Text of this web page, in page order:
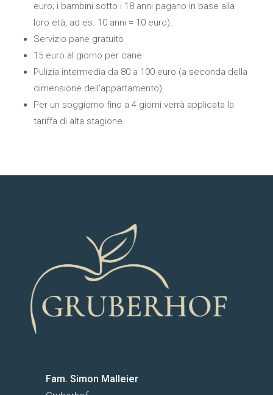
euro; i bambini sotto i 18 anni pagano in base alla
loro età, ad es. 10 anni = 10 euro).
Servizio pane gratuito
15 euro al giorno per cane
Pulizia intermedia da 80 a 100 euro (a seconda della
dimensione dell'appartamento).
Per un soggiorno fino a 4 giorni verrà applicata la
tariffa di alta stagione.
Fam. Simon Malleier